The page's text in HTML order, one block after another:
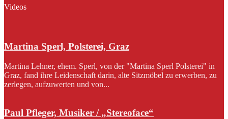
Videos
Martina Sperl, Polsterei, Graz
Martina Lehner, ehem. Sperl, von der "Martina Sperl Polsterei" in
Graz, fand ihre Leidenschaft darin, alte Sitzmöbel zu erwerben, zu
zerlegen, aufzuwerten und von...
Paul Pfleger, Musiker / „Stereoface“